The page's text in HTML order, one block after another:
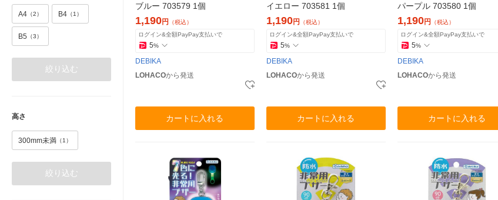
A4 （2） B4 （1）
B5 （3）
絞り込む
高さ
300mm未満 （1）
絞り込む
ブルー 703579 1個
1,190円 （税込）
ログイン&全額PayPay支払いで
5%
DEBIKA
LOHACOから発送
カートに入れる
イエロー 703581 1個
1,190円 （税込）
ログイン&全額PayPay支払いで
5%
DEBIKA
LOHACOから発送
カートに入れる
パープル 703580 1個
1,190円 （税込）
ログイン&全額PayPay支払いで
5%
DEBIKA
LOHACOから発送
カートに入れる